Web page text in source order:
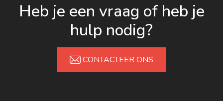
Heb je een vraag of heb je
hulp nodig?
CONTACTEER ONS